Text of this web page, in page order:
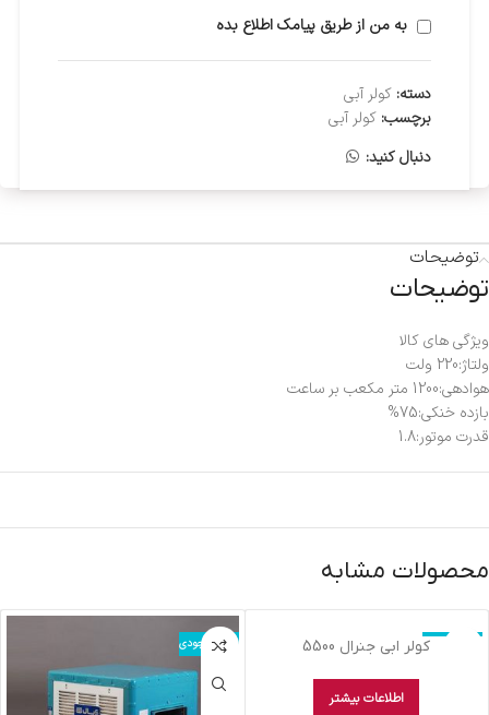
به من از طریق پیامک اطلاع بده
دسته: کولر آبی
برچسب: کولر آبی
دنبال کنید:
توضیحات
توضیحات
ویژگی های کالا
ولتاژ:220 ولت
هوادهی:1200 متر مکعب بر ساعت
بازده خنکی:75%
قدرت موتور:1.8
محصولات مشابه
اتمام موجودیکولر ابي جنرال 5500
اطلاعات بیشتر
اتمام موجودی